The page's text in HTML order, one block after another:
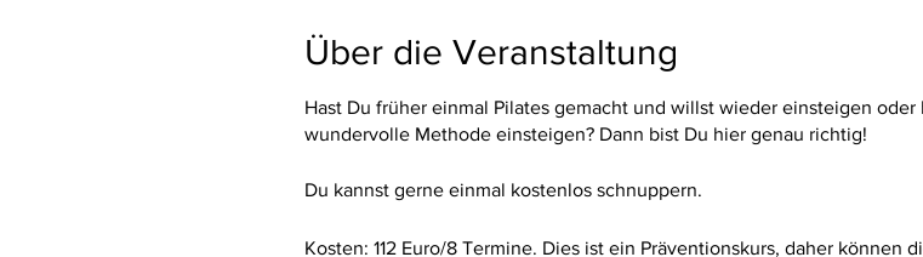
Über die Veranstaltung
Hast Du früher einmal Pilates gemacht und willst wieder einsteigen
wundervolle Methode einsteigen? Dann bist Du hier genau richtig!
Du kannst gerne einmal kostenlos schnuppern.
Kosten: 112 Euro/8 Termine. Dies ist ein Präventionskurs, daher können